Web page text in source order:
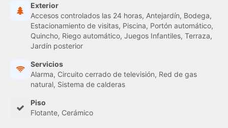
Exterior
Accesos controlados las 24 horas, Antejardín, Bodega,
Estacionamiento de visitas, Piscina, Portón automático,
Quincho, Riego automático, Juegos Infantiles, Terraza,
Jardín posterior
Servicios
Alarma, Circuito cerrado de televisión, Red de gas
natural, Sistema de calderas
Piso
Flotante, Cerámico